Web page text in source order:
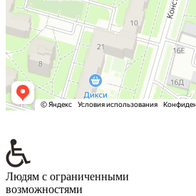
Людям с ограниченными
возможностями